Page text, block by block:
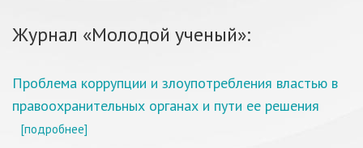
Журнал «Молодой ученый»:
Проблема коррупции и злоупотребления властью в
правоохранительных органах и пути ее решения
[подробнее]